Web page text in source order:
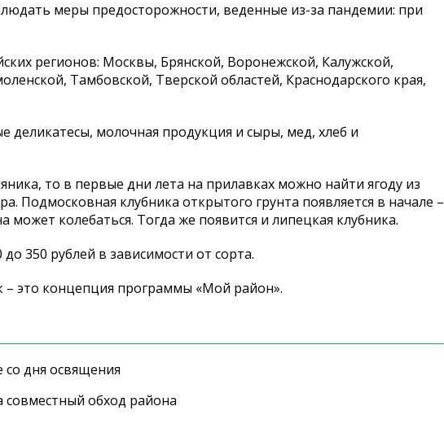
меры предосторожности, веденные из-за пандемии: при
регионов: Москвы, Брянской, Воронежской, Калужской,
Тамбовской, Тверской областей, Краснодарского края,
молочная продукция и сыры, мед, хлеб и
то в первые дни лета на прилавках можно найти ягоду из
Подмосковная клубника открытого грунта появляется в начале –
колебаться. Тогда же появится и липецкая клубника.
350 рублей в зависимости от сорта.
– это концепция программы «Мой район».
дня освящения
обход района